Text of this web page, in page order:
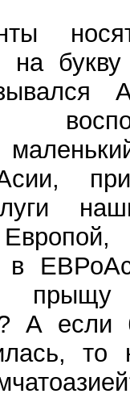
на
в
А если
то